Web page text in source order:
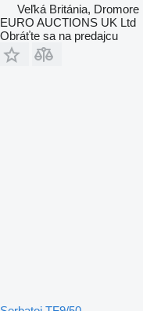
Veľká Británia, Dromore
EURO AUCTIONS UK Ltd
Obráťte sa na predajcu